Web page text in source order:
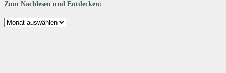
Zum Nachlesen und Entdecken:
Zum